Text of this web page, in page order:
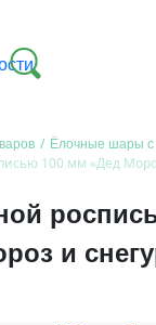
/ Ёлочные шары с
100 мм «Дед
и